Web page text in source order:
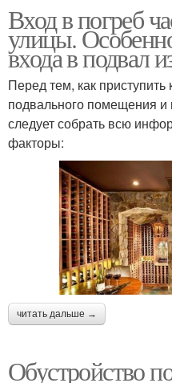
Вход в погреб
улицы.
входа в подвал
Перед тем, как приступить
подвального помещения и
следует собрать всю
факторы:
читать дальше →
Обустройство